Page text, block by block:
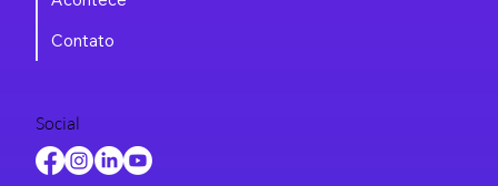
Contato
Social